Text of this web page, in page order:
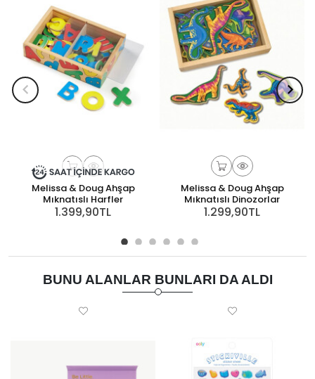
Melissa & Doug Ahşap
Mıknatıslı Harfler
1.399,90TL
Melissa & Doug Ahşap
Mıknatıslı Dinozorlar
1.299,90TL
BUNU ALANLAR BUNLARI DA ALDI